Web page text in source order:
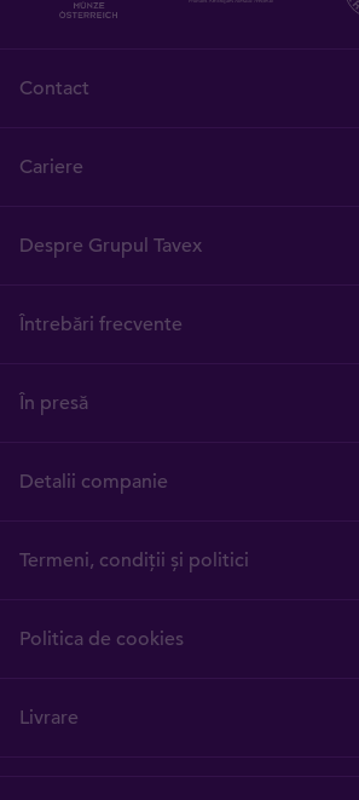
Contact
Cariere
Despre Grupul Tavex
Întrebări frecvente
În presă
Detalii companie
Termeni, condiții și politici
Politica de cookies
Livrare